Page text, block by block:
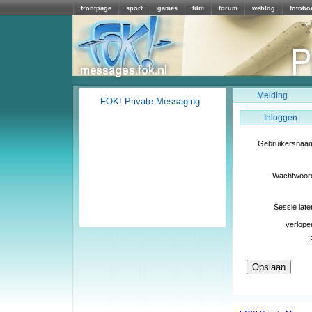
frontpage sport games film forum weblog
Melding
Inloggen
Sessie
FOK! Private Messaging